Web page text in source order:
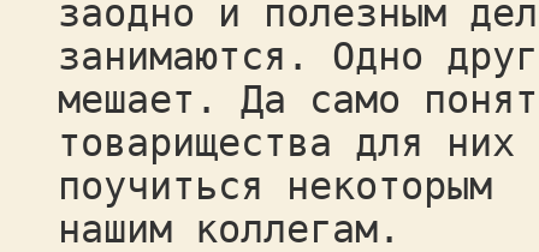
заодно и полезным
занимаются. Одно
мешает. Да само
товарищества для
поучиться некоторым
нашим коллегам.